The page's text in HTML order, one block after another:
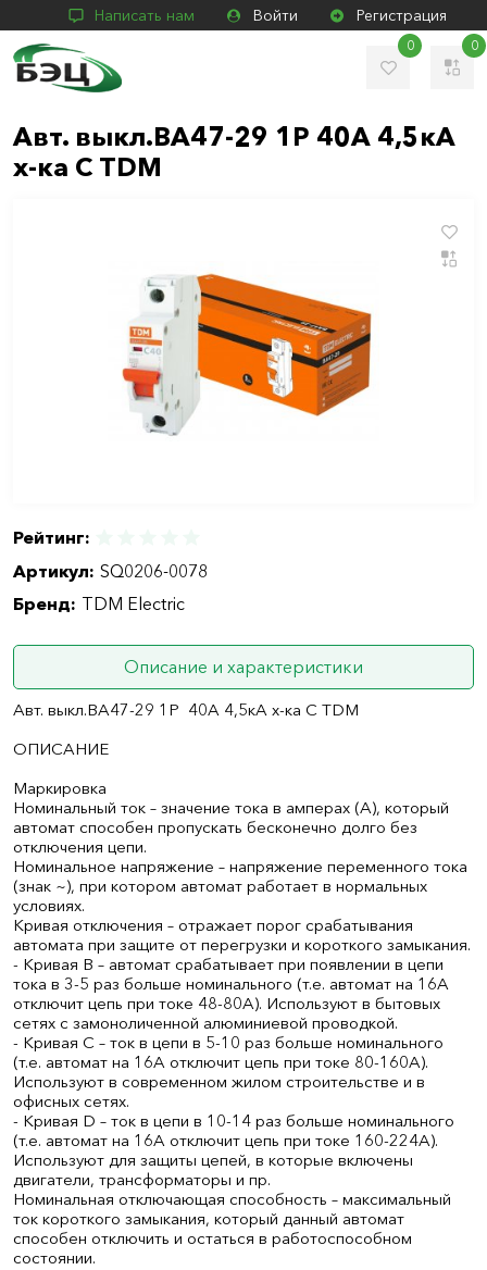
Написать нам Войти Регистрация
0 0
Авт. выкл.ВА47-29 1Р 40А 4,5кА
х-ка С TDM
Рейтинг:
Артикул: SQ0206-0078
Бренд: TDM Electric
Описание и характеристики
Авт. выкл.ВА47-29 1Р 40А 4,5кА х-ка С TDM
ОПИСАНИЕ
Маркировка
Номинальный ток – значение тока в амперах (А), который
автомат способен пропускать бесконечно долго без
отключения цепи.
Номинальное напряжение – напряжение переменного тока
(знак ~), при котором автомат работает в нормальных
условиях.
Кривая отключения – отражает порог срабатывания
автомата при защите от перегрузки и короткого замыкания.
- Кривая B – автомат срабатывает при появлении в цепи
тока в 3-5 раз больше номинального (т.е. автомат на 16А
отключит цепь при токе 48-80А). Используют в бытовых
сетях с замоноличенной алюминиевой проводкой.
- Кривая С – ток в цепи в 5-10 раз больше номинального
(т.е. автомат на 16А отключит цепь при токе 80-160А).
Используют в современном жилом строительстве и в
офисных сетях.
- Кривая D – ток в цепи в 10-14 раз больше номинального
(т.е. автомат на 16А отключит цепь при токе 160-224А).
Используют для защиты цепей, в которые включены
двигатели, трансформаторы и пр.
Номинальная отключающая способность – максимальный
ток короткого замыкания, который данный автомат
способен отключить и остаться в работоспособном
состоянии.